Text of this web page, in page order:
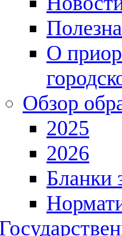
О
Обзор
2025
2026
Бланки